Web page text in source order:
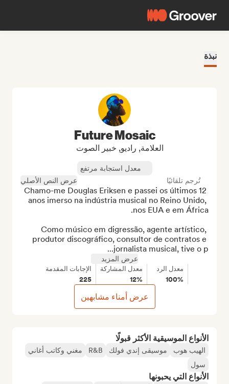
نبذة
الأنواع الموسيقية الأكثر قبولًا
الهيب هوب موسيقى إندي فولك R&B
مغني وكاتب أغاني
سول
الأنواع التي يحبونها
Future Mosaic
العلامة, راديو, خبير الصوت
معدل استجابة مرتفع
تُرجم تلقائيًا
عرض النص الأصلي
Chamo-me Douglas Eriksen e passei os últimos 12
anos imerso na indústria musical no Reino Unido,
Como músico em digressão, agente artístico,
produtor discográfico, consultor de contratos e
jornalista musical, tive o p...
عرض المزيد
معدل الرد
100%
معدل المشاركة
12%
الإجابات المقدمة
225
عرض أمناء مشابهين